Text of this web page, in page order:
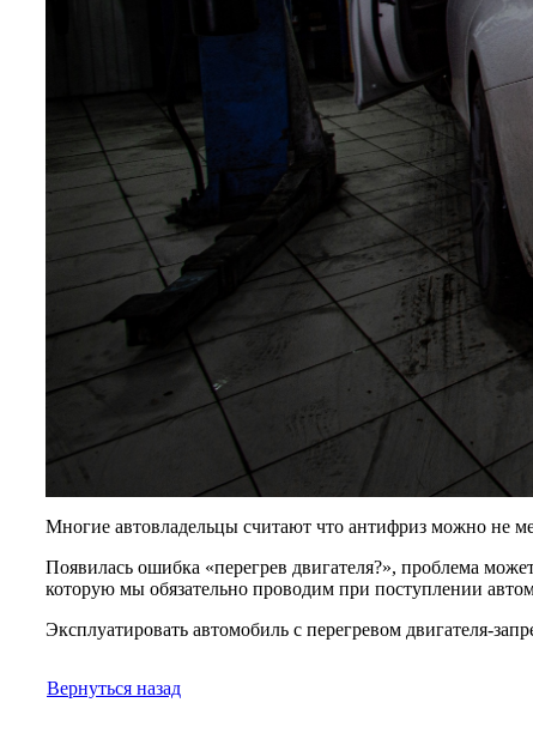
Многие автовладельцы считают что антифриз можно не
Появилась ошибка «перегрев двигателя?», проблема
которую мы обязательно проводим при поступлении
Эксплуатировать автомобиль с перегревом двигателя-
Вернуться назад